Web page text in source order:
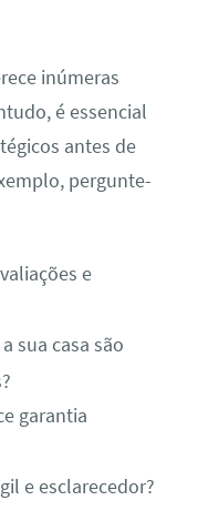
inúmeras
é essencial
antes de
pergunte-
e
sua casa são
garantia
e esclarecedor?